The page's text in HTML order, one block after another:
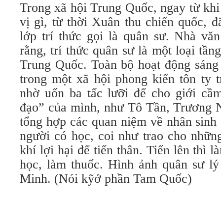
Trong xã hội Trung Quốc, ngay từ
vị gì, từ thời Xuân thu chiến quốc,
lớp trí thức gọi là quân sư. Nhà
rằng, trí thức quân sư là một loại
Trung Quốc. Toàn bộ hoạt động
trong một xã hội phong kiến tôn ty
nhờ uốn ba tấc lưỡi để cho giới
đạo” của mình, như Tô Tần, Trương
tổng hợp các quan niệm về nhân
người có học, coi như trao cho
khí lợi hại để tiến thân. Tiến lên thì
học, làm thuốc. Hình ảnh quân sư
Minh. (Nói kỹở phần Tam Quốc)